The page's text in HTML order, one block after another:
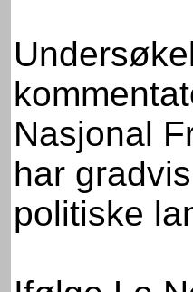
Nasjonal
har
politiske